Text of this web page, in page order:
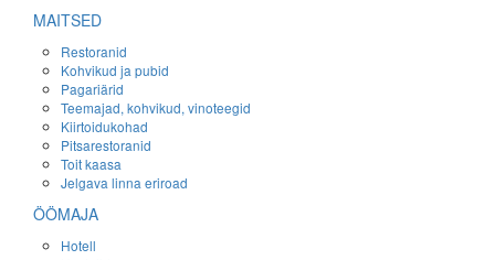
MAITSED
Restoranid
Kohvikud ja pubid
Pagariärid
Teemajad, kohvikud, vinoteegid
Kiirtoidukohad
Pitsarestoranid
Toit kaasa
Jelgava linna eriroad
ÖÖMAJA
Hotell